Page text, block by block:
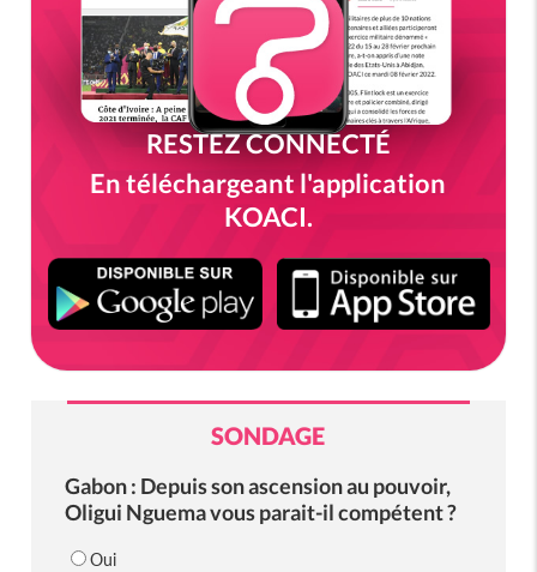
RESTEZ CONNECTÉ
En téléchargeant l'application
KOACI.
SONDAGE
Gabon : Depuis son ascension au pouvoir,
Oligui Nguema vous parait-il compétent ?
Oui